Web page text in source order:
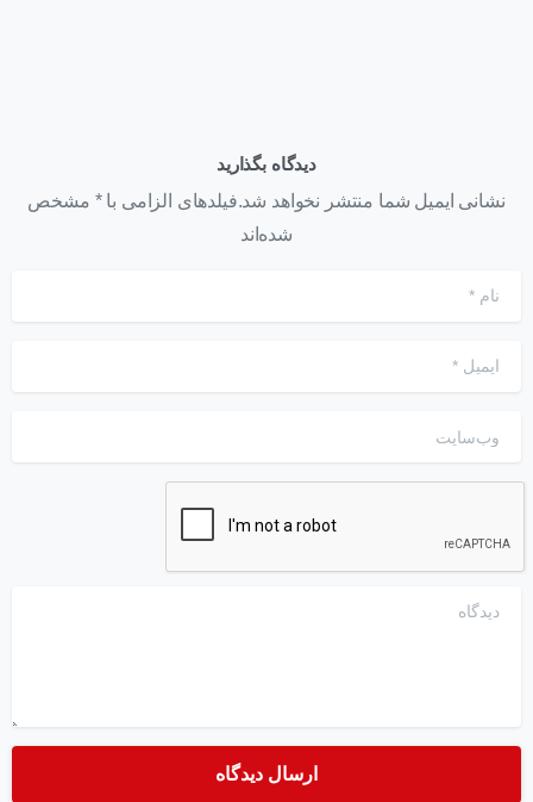
دیدگاه بگذارید
نشانی ایمیل شما منتشر نخواهد شد.فیلدهای الزامی با * مشخص
شده‌اند
*
ایمیل
وب‌سایت
دیدگاه